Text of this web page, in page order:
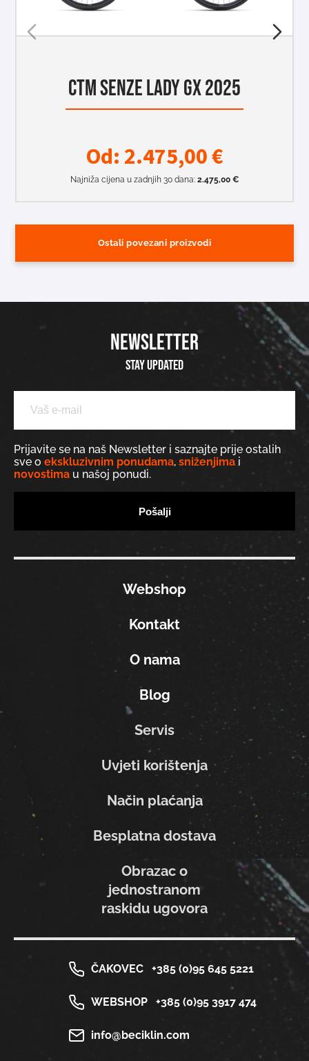
CTM SENZE LADY GX 2025
Od:2.475,00€
Najniža cijena u zadnjih 30 dana: 2.475,00 €
Ostali povezani proizvodi
NEWSLETTER
Stay updated
Prijavite se na naš Newsletter i saznajte prije ostalih
sve o ekskluzivnim ponudama, sniženjima i
novostima u našoj ponudi.
Webshop
Kontakt
O nama
Blog
Servis
Uvjeti korištenja
Način plaćanja
Besplatna dostava
Obrazac o
jednostranom
raskidu ugovora
ČAKOVEC +385 (0)95 645 5221
WEBSHOP +385 (0)95 3917 474
info@beciklin.com